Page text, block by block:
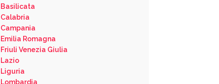
Basilicata
Calabria
Campania
Emilia Romagna
Friuli Venezia Giulia
Lazio
Liguria
Lombardia